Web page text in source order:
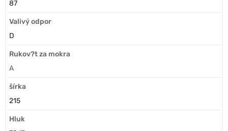
87
Valivý odpor
D
Rukov?t za mokra
A
šírka
215
Hluk